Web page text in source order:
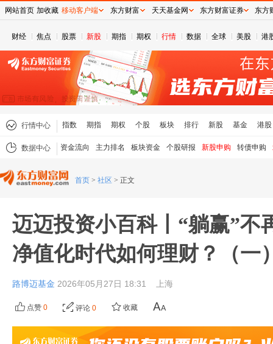
财经 焦点 股票 新股 期指 期权 行情 数据 全球 美股 港
行情中心 指数 期指 期权 个股 板块 排行 新股 基金 港股
数据中心 资金流向 主力排名 板块资金 个股研报 新股申购 转债申购
首页 > 社区 > 正文
迈迈投资小百科丨“躺赢”不
净值化时代如何理财？（一
路博迈基金 2026年05月27日 18:31 上海
点赞 0 评论 0 收藏
网站首页 加收藏 移动客户端 东方财富 天天基金网 东方财富证券 东方